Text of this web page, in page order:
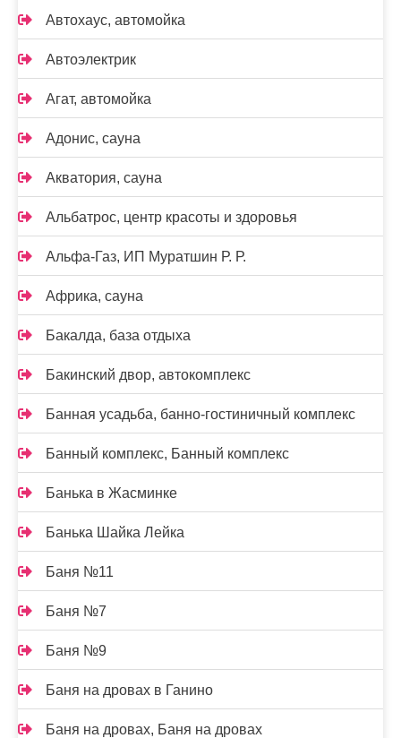
Автохаус, автомойка
Автоэлектрик
Агат, автомойка
Адонис, сауна
Акватория, сауна
Альбатрос, центр красоты и здоровья
Альфа-Газ, ИП Муратшин Р. Р.
Африка, сауна
Бакалда, база отдыха
Бакинский двор, автокомплекс
Банная усадьба, банно-гостиничный комплекс
Банный комплекс, Банный комплекс
Банька в Жасминке
Банька Шайка Лейка
Баня №11
Баня №7
Баня №9
Баня на дровах в Ганино
Баня на дровах, Баня на дровах